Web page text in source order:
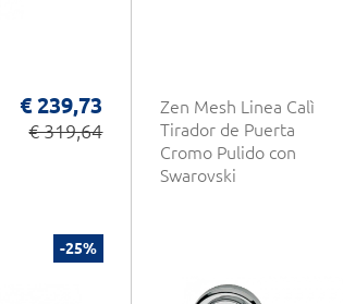
€ 239,73
€ 319,64
Zen Mesh Linea Calì
Tirador de Puerta
Cromo Pulido con
Swarovski
-25%